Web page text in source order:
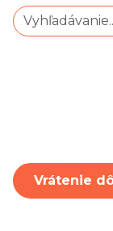
Vrátenie